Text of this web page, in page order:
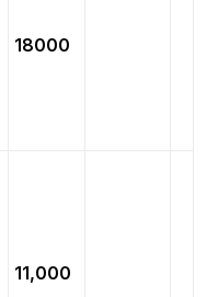
18000
11,000